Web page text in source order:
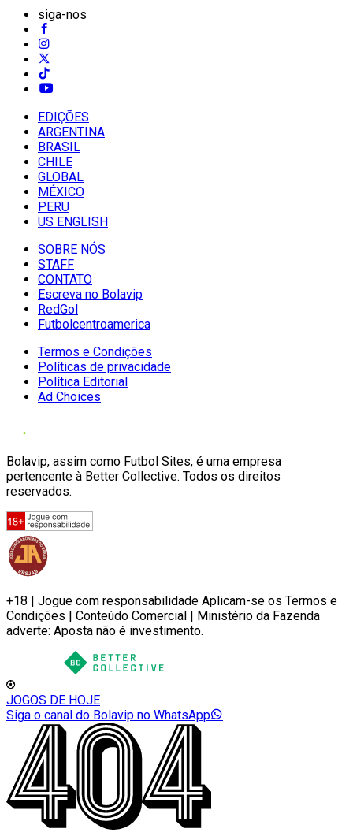
siga-nos
EDIÇÕES
ARGENTINA
BRASIL
CHILE
GLOBAL
MÉXICO
PERU
US ENGLISH
SOBRE NÓS
STAFF
CONTATO
Escreva no Bolavip
RedGol
Futbolcentroamerica
Termos e Condições
Políticas de privacidade
Política Editorial
Ad Choices
Bolavip, assim como Futbol Sites, é uma empresa
pertencente à Better Collective. Todos os direitos
reservados.
+18 | Jogue com responsabilidade Aplicam-se os Termos e
Condições | Conteúdo Comercial | Ministério da Fazenda
adverte: Aposta não é investimento.
JOGOS DE HOJE
Siga o canal do Bolavip no WhatsApp